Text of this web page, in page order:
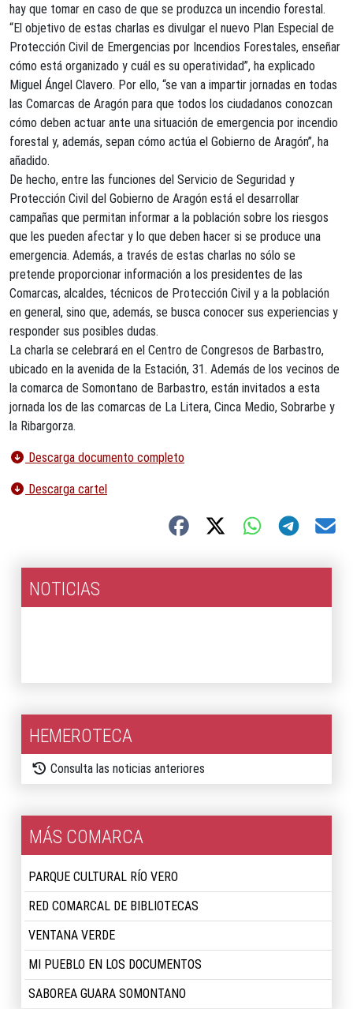
hay que tomar en caso de que se produzca un incendio forestal.
“El objetivo de estas charlas es divulgar el nuevo Plan Especial de
Protección Civil de Emergencias por Incendios Forestales, enseñar
cómo está organizado y cuál es su operatividad”, ha explicado
Miguel Ángel Clavero. Por ello, “se van a impartir jornadas en todas
las Comarcas de Aragón para que todos los ciudadanos conozcan
cómo deben actuar ante una situación de emergencia por incendio
forestal y, además, sepan cómo actúa el Gobierno de Aragón”, ha
añadido.
De hecho, entre las funciones del Servicio de Seguridad y
Protección Civil del Gobierno de Aragón está el desarrollar
campañas que permitan informar a la población sobre los riesgos
que les pueden afectar y lo que deben hacer si se produce una
emergencia. Además, a través de estas charlas no sólo se
pretende proporcionar información a los presidentes de las
Comarcas, alcaldes, técnicos de Protección Civil y a la población
en general, sino que, además, se busca conocer sus experiencias y
responder sus posibles dudas.
La charla se celebrará en el Centro de Congresos de Barbastro,
ubicado en la avenida de la Estación, 31. Además de los vecinos de
la comarca de Somontano de Barbastro, están invitados a esta
jornada los de las comarcas de La Litera, Cinca Medio, Sobrarbe y
la Ribargorza.
Descarga documento completo
Descarga cartel
NOTICIAS
HEMEROTECA
Consulta las noticias anteriores
MÁS COMARCA
PARQUE CULTURAL RÍO VERO
RED COMARCAL DE BIBLIOTECAS
VENTANA VERDE
MI PUEBLO EN LOS DOCUMENTOS
SABOREA GUARA SOMONTANO